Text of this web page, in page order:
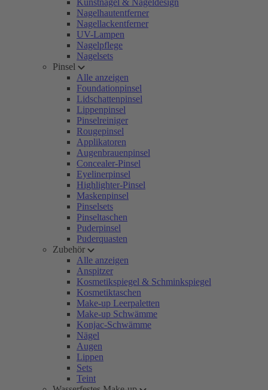
Kunstnägel & Nageldesign
Nagelhautentferner
Nagellackentferner
UV-Lampen
Nagelpflege
Nagelsets
Pinsel
Alle anzeigen
Foundationpinsel
Lidschattenpinsel
Lippenpinsel
Pinselreiniger
Rougepinsel
Applikatoren
Augenbrauenpinsel
Concealer-Pinsel
Eyelinerpinsel
Highlighter-Pinsel
Maskenpinsel
Pinselsets
Pinseltaschen
Puderpinsel
Puderquasten
Zubehör
Alle anzeigen
Anspitzer
Kosmetikspiegel & Schminkspiegel
Kosmetiktaschen
Make-up Leerpaletten
Make-up Schwämme
Konjac-Schwämme
Nägel
Augen
Lippen
Sets
Teint